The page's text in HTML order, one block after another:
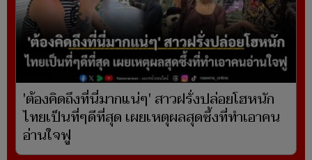
'ต้องคิดถึงที่นี่มากแน่ๆ' สาวฝรั่งปล่อยโฮหนัก
ไทยเป็นที่ๆดีที่สุด เผยเหตุผลสุดซึ้งที่ทำเอาคน
อ่านใจฟู